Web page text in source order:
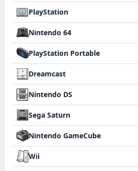
PlayStation
Nintendo 64
PlayStation Portable
Dreamcast
Nintendo DS
Sega Saturn
Nintendo GameCube
Wii